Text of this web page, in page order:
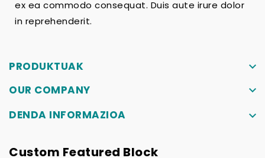
ex ea commodo consequat. Duis aute irure dolor
in reprehenderit.
PRODUKTUAK
keyboard_arrow_down
OUR COMPANY
keyboard_arrow_down
DENDA INFORMAZIOA
keyboard_arrow_down
Custom Featured Block